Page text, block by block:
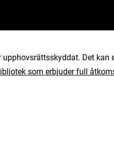
upphovsrättsskyddat. Det
som erbjuder full